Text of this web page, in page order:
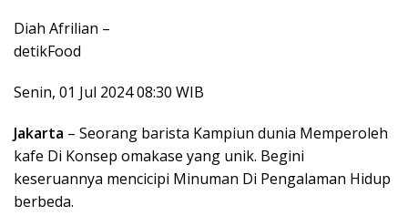
Diah Afrilian –
detikFood
Senin, 01 Jul 2024 08:30 WIB
Jakarta – Seorang barista Kampiun dunia Memperoleh
kafe Di Konsep omakase yang unik. Begini
keseruannya mencicipi Minuman Di Pengalaman Hidup
berbeda.